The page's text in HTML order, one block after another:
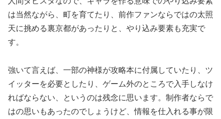
は当然ながら、町を育てたり、前作ファンならではの太照
天に挑める裏京都があったりと、やり込み要素も充実で
す。
強いて言えば、一部の神様が攻略本に付属していたり、ツ
イッターを必要としたり、ゲーム外のところで入手しなけ
ればならない、というのは残念に思います。制作者ならで
はの思いもあったのでしょうけど、情報を仕入れる事が限